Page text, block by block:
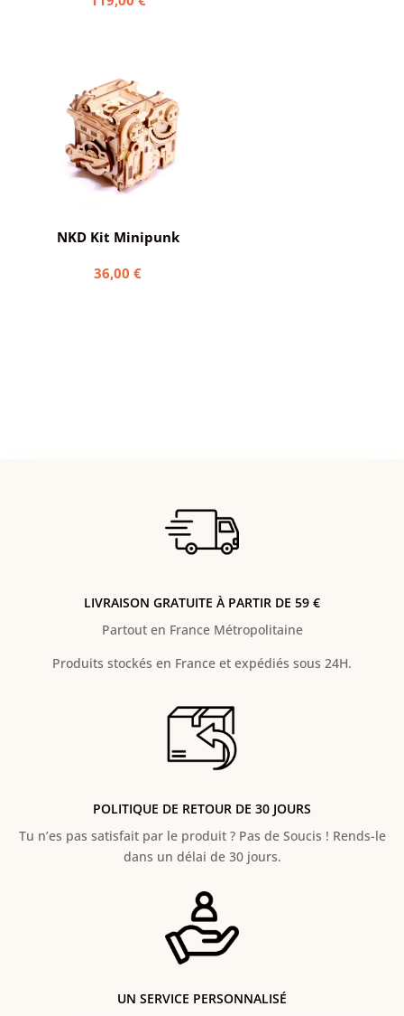
NKD Kit Minipunk
36,00€
LIVRAISON GRATUITE À PARTIR DE 59 €
Partout en France Métropolitaine
Produits stockés en France et expédiés sous 24H.
POLITIQUE DE RETOUR DE 30 JOURS
Tu n’es pas satisfait par le produit ? Pas de Soucis ! Rends-le
dans un délai de 30 jours.
UN SERVICE PERSONNALISÉ